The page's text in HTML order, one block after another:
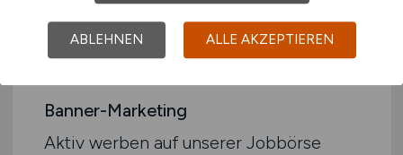
Banner-Marketing
Aktiv werben auf unserer Jobbörse
ABLEHNEN ALLE AKZEPTIEREN